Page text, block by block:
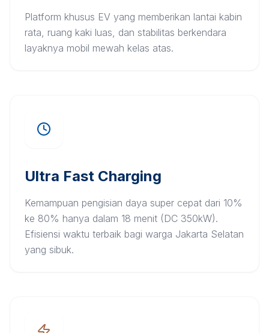
Platform khusus EV yang memberikan lantai kabin
rata, ruang kaki luas, dan stabilitas berkendara
layaknya mobil mewah kelas atas.
Ultra Fast Charging
Kemampuan pengisian daya super cepat dari 10%
ke 80% hanya dalam 18 menit (DC 350kW).
Efisiensi waktu terbaik bagi warga Jakarta Selatan
yang sibuk.